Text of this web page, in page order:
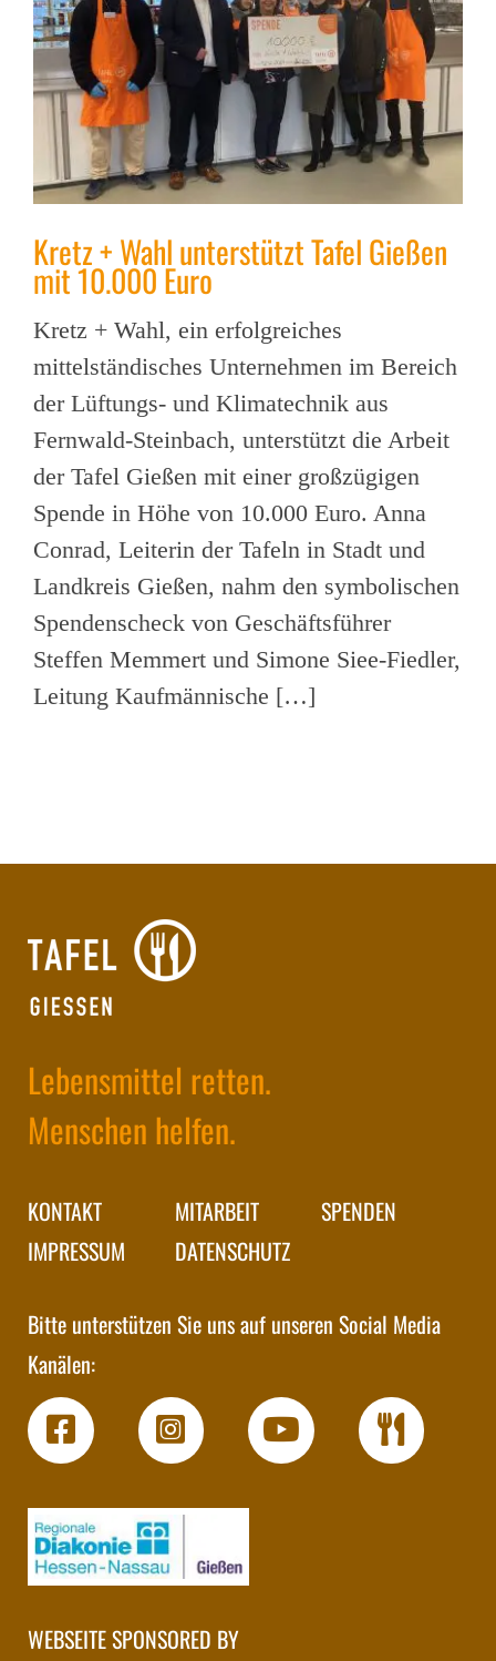
Kretz + Wahl unterstützt Tafel Gießen
mit 10.000 Euro
Kretz + Wahl, ein erfolgreiches
mittelständisches Unternehmen im Bereich
der Lüftungs- und Klimatechnik aus
Fernwald-Steinbach, unterstützt die Arbeit
der Tafel Gießen mit einer großzügigen
Spende in Höhe von 10.000 Euro. Anna
Conrad, Leiterin der Tafeln in Stadt und
Landkreis Gießen, nahm den symbolischen
Spendenscheck von Geschäftsführer
Steffen Memmert und Simone Siee-Fiedler,
Leitung Kaufmännische […]
Lebensmittel retten.
Menschen helfen.
KONTAKT
IMPRESSUM
MITARBEIT
DATENSCHUTZ
SPENDEN
Bitte unterstützen Sie uns auf unseren Social Media
Kanälen:
WEBSEITE SPONSORED BY